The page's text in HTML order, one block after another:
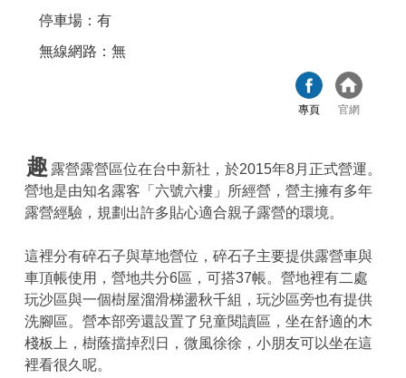
停車場：有
無線網路：無
專頁 官網
趣 露營露營區位在台中新社，於2015年8月正式營運。
營地是由知名露客「六號六樓」所經營，營主擁有多年
露營經驗，規劃出許多貼心適合親子露營的環境。
這裡分有碎石子與草地營位，碎石子主要提供露營車與
車頂帳使用，營地共分6區，可搭37帳。營地裡有二處
玩沙區與一個樹屋溜滑梯盪秋千組，玩沙區旁也有提供
洗腳區。營本部旁還設置了兒童閱讀區，坐在舒適的木
棧板上，樹蔭擋掉烈日，微風徐徐，小朋友可以坐在這
裡看很久呢。